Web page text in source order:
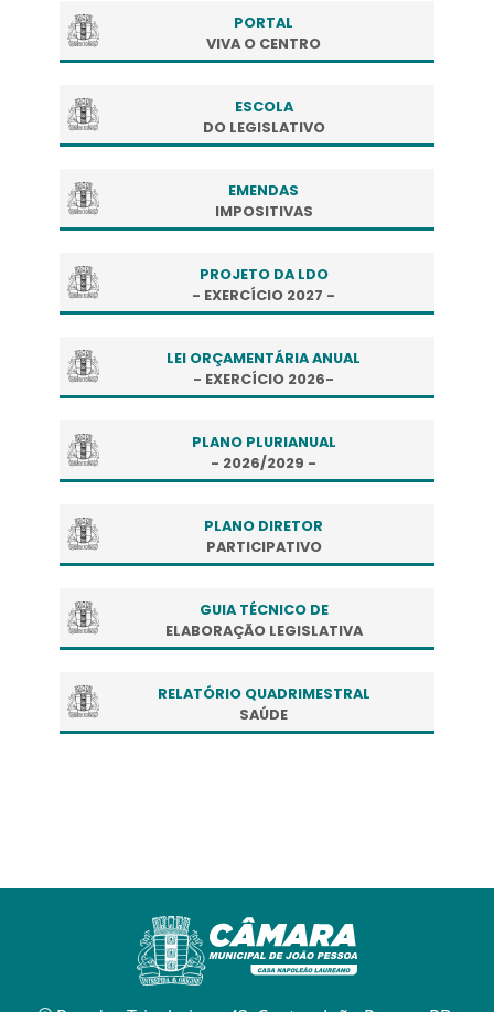
PORTAL
VIVA O CENTRO
ESCOLA
DO LEGISLATIVO
EMENDAS
IMPOSITIVAS
PROJETO DA LDO
- EXERCÍCIO 2027 -
LEI ORÇAMENTÁRIA ANUAL
- EXERCÍCIO 2026-
PLANO PLURIANUAL
- 2026/2029 -
PLANO DIRETOR
PARTICIPATIVO
GUIA TÉCNICO DE
ELABORAÇÃO LEGISLATIVA
RELATÓRIO QUADRIMESTRAL
SAÚDE